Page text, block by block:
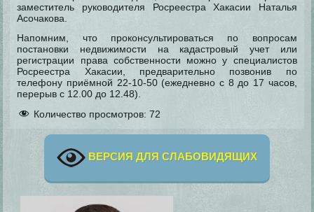
заместитель руководителя Росреестра Хакасии Наталья
Асочакова.
Напомним, что проконсультироваться по вопросам
постановки недвижимости на кадастровый учет или
регистрации права собственности можно у специалистов
Росреестра Хакасии, предварительно позвонив по
телефону приёмной 22-10-50 (ежедневно с 8 до 17 часов,
перерыв с 12.00 до 12.48).
Количество просмотров: 72
ВЕРСИЯ ДЛЯ СЛАБОВИДЯЩИХ